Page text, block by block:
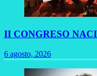
II CONGRESO
6 agosto, 2026